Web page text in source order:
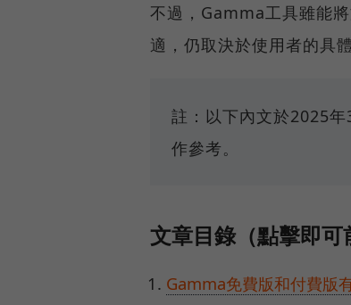
不過，Gamma工具雖能
適，仍取決於使用者的具
註：以下內文於2025
作參考。
文章目錄（點擊即可
Gamma免費版和付費版